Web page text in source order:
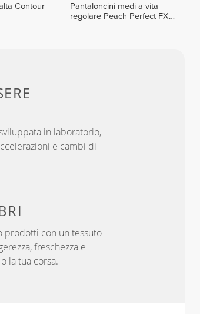
Contour
Pantaloncini medi a vita
regolare Peach Perfect FX
in laboratorio,
e cambi di
prodotti con un tessuto
freschezza e
la tua corsa.